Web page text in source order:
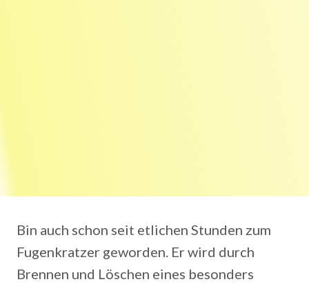
Bin auch schon seit etlichen Stunden zum
Fugenkratzer geworden. Er wird durch
Brennen und Löschen eines besonders